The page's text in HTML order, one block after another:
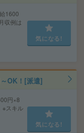
1600
収例は
気になる!
OK！[派遣]
円×8
※スキル
気になる!